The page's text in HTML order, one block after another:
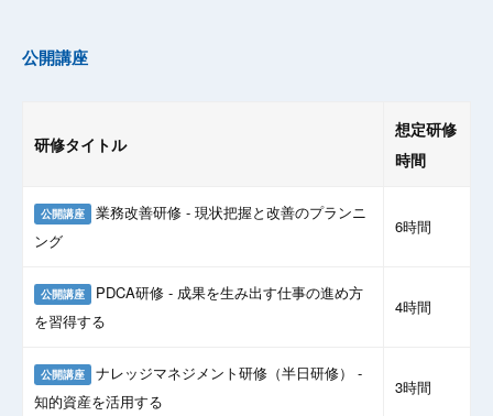
公開講座
研修タイトル
想定研修
時間
公開講座 業務改善研修 - 現状把握と改善のプランニ
ング
6時間
公開講座 PDCA研修 - 成果を生み出す仕事の進め方
を習得する
4時間
公開講座 ナレッジマネジメント研修（半日研修） -
知的資産を活用する
3時間